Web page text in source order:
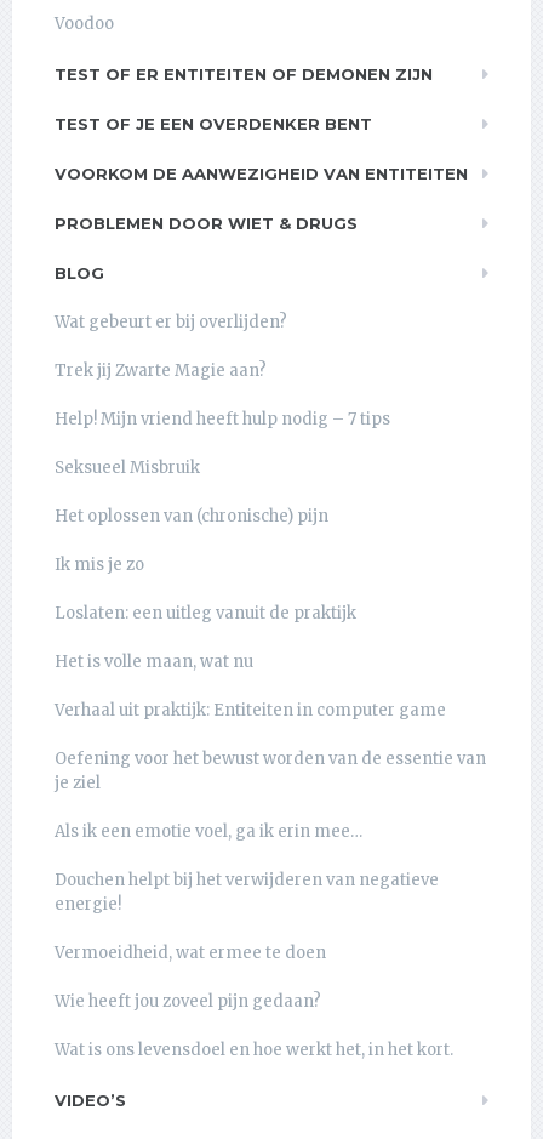
Voodoo
TEST OF ER ENTITEITEN OF DEMONEN ZIJN
TEST OF JE EEN OVERDENKER BENT
VOORKOM DE AANWEZIGHEID VAN ENTITEITEN
PROBLEMEN DOOR WIET & DRUGS
BLOG
Wat gebeurt er bij overlijden?
Trek jij Zwarte Magie aan?
Help! Mijn vriend heeft hulp nodig – 7 tips
Seksueel Misbruik
Het oplossen van (chronische) pijn
Ik mis je zo
Loslaten: een uitleg vanuit de praktijk
Het is volle maan, wat nu
Verhaal uit praktijk: Entiteiten in computer game
Oefening voor het bewust worden van de essentie van
je ziel
Als ik een emotie voel, ga ik erin mee…
Douchen helpt bij het verwijderen van negatieve
energie!
Vermoeidheid, wat ermee te doen
Wie heeft jou zoveel pijn gedaan?
Wat is ons levensdoel en hoe werkt het, in het kort.
VIDEO’S